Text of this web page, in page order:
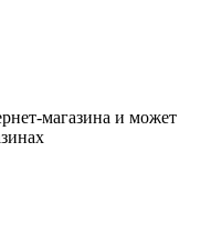
магазина и может